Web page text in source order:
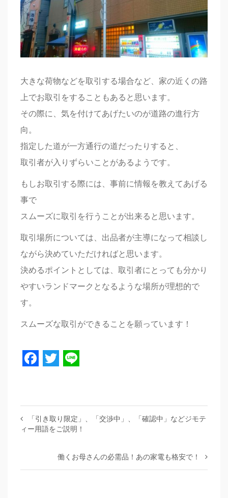
大きな荷物などを取引する場合など、家の近くの路
上でお取引をすることもあると思います。
その際に、気を付けてあげたいのが道路の進行方
向。
指定した道が一方通行の道だったりすると、
取引者が入りずらいことがあるようです。
もしお取引する際には、事前に情報を教えてあげる
事で
スムーズに取引を行うことが出来ると思います。
取引場所については、出品者が主導になって相談し
ながら決めていただければと思います。
決めるポイントとしては、取引者にとっても分かり
やすいランドマークとなるような場所が理想的で
す。
スムーズな取引ができることを願っています！
Facebook
Twitter
「引き取り限定」、「交渉中」、「確認中」などジモテ
ィー用語をご説明！
働くお母さんの必需品！あの家電も格安で！